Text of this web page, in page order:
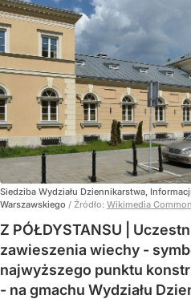
Siedziba Wydziału Dziennikarstwa,
Warszawskiego / Źródło: Wikimedia
Z PÓŁDYSTANSU |
zawieszenia wiechy -
najwyższego punktu
- na gmachu Wydziału